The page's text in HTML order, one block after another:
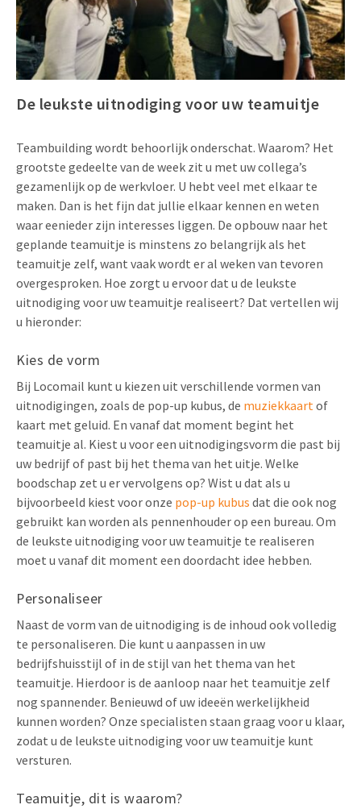
De leukste uitnodiging voor uw teamuitje
Teambuilding wordt behoorlijk onderschat. Waarom? Het
grootste gedeelte van de week zit u met uw collega’s
gezamenlijk op de werkvloer. U hebt veel met elkaar te
maken. Dan is het fijn dat jullie elkaar kennen en weten
waar eenieder zijn interesses liggen. De opbouw naar het
geplande teamuitje is minstens zo belangrijk als het
teamuitje zelf, want vaak wordt er al weken van tevoren
overgesproken. Hoe zorgt u ervoor dat u de leukste
uitnodiging voor uw teamuitje realiseert? Dat vertellen wij
u hieronder:
Kies de vorm
Bij Locomail kunt u kiezen uit verschillende vormen van
uitnodigingen, zoals de pop-up kubus, de muziekkaart of
kaart met geluid. En vanaf dat moment begint het
teamuitje al. Kiest u voor een uitnodigingsvorm die past bij
uw bedrijf of past bij het thema van het uitje. Welke
boodschap zet u er vervolgens op? Wist u dat als u
bijvoorbeeld kiest voor onze pop-up kubus dat die ook nog
gebruikt kan worden als pennenhouder op een bureau. Om
de leukste uitnodiging voor uw teamuitje te realiseren
moet u vanaf dit moment een doordacht idee hebben.
Personaliseer
Naast de vorm van de uitnodiging is de inhoud ook volledig
te personaliseren. Die kunt u aanpassen in uw
bedrijfshuisstijl of in de stijl van het thema van het
teamuitje. Hierdoor is de aanloop naar het teamuitje zelf
nog spannender. Benieuwd of uw ideeën werkelijkheid
kunnen worden? Onze specialisten staan graag voor u klaar,
zodat u de leukste uitnodiging voor uw teamuitje kunt
versturen.
Teamuitje, dit is waarom?
Pop-up Kaarten
Geluidskaarten
Lenticular Cards
Tabkaarten
Budget kaarten
Andere opvallende mailings
Alle producten
Media Marketing
Automotive Marketing
Non-profit Marketing
Duurzame Marketing
Marketing voor Scholen
Horeca Marketing
Food Marketing
Uitnodigingen
Product Introductie
Klantenbinding
Over Ons
Vacatures
Contactgegevens
Duurzaamheid
Brochure downloaden